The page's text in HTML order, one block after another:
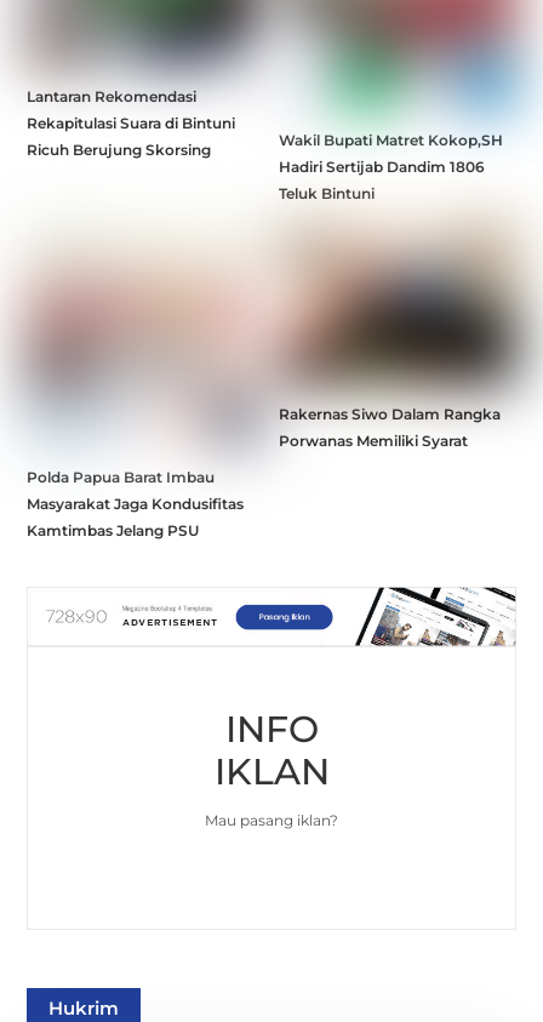
Lantaran Rekomendasi
Rekapitulasi Suara di Bintuni
Ricuh Berujung Skorsing
Wakil Bupati Matret Kokop,SH
Hadiri Sertijab Dandim 1806
Teluk Bintuni
Polda Papua Barat Imbau
Masyarakat Jaga Kondusifitas
Kamtimbas Jelang PSU
Rakernas Siwo Dalam Rangka
Porwanas Memiliki Syarat
INFO
IKLAN
Mau pasang iklan?
Hukrim